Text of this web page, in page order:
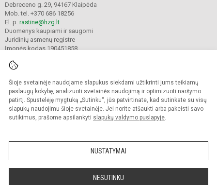
Šioje svetainėje naudojame slapukus siekdami užtikrinti jums teikiamų
paslaugų kokybę, analizuoti svetainės naudojimą ir optimizuoti naršymo
patirtį. Spustelėję mygtuką „Sutinku“, jūs patvirtinate, kad sutinkate su visų
slapukų naudojimu šioje svetainėje. Jei norite atšaukti arba pakeisti savo
sutikimus, prašome apsilankyti slapukų valdymo puslapyje.
NUSTATYMAI
NESUTINKU
Debreceno g. 29, 94167 Klaipėda
Mob. tel. +370 686 18256
El. p. rastine@hzg.lt
Duomenys kaupiami ir saugomi
Juridinių asmenų registre
Įmonės kodas 190451858
© 2022. Klaipėdos Hermano Zudermano gimnazija. Visos teisės saugomos.
Kopijuoti turinį be raštiško gimnazijos sutikimo griežtai draudžiama.
Prieinamumo paraiška Slapukų valdymas
Sumanus būdas atnaujinti